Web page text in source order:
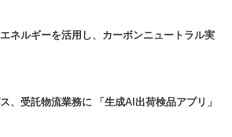
ネルギーを活用し、カーボンニュートラル実
、受託物流業務に 「生成AI出荷検品アプリ」